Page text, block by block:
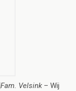
Fam. Velsink– Wij